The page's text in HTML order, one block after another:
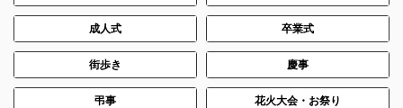
成人式 卒業式
街歩き 慶事
弔事 花火大会・お祭り